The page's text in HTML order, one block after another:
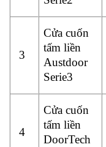
3
Cửa cuốn
tấm liền
Austdoor
Serie3
4
Cửa cuốn
tấm liền
DoorTech